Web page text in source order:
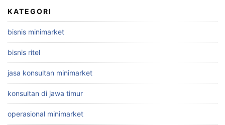
KATEGORI
bisnis minimarket
bisnis ritel
jasa konsultan minimarket
konsultan di jawa timur
operasional minimarket